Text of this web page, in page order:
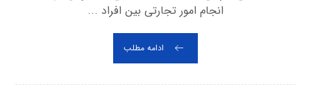
انجام امور تجارتی بین افراد ...
ادامه مطلب